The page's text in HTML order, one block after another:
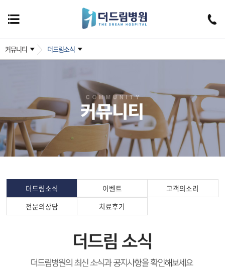
커뮤니티 더드림소식
더드림소식 이벤트
고객의소리
전문의상담
치료후기